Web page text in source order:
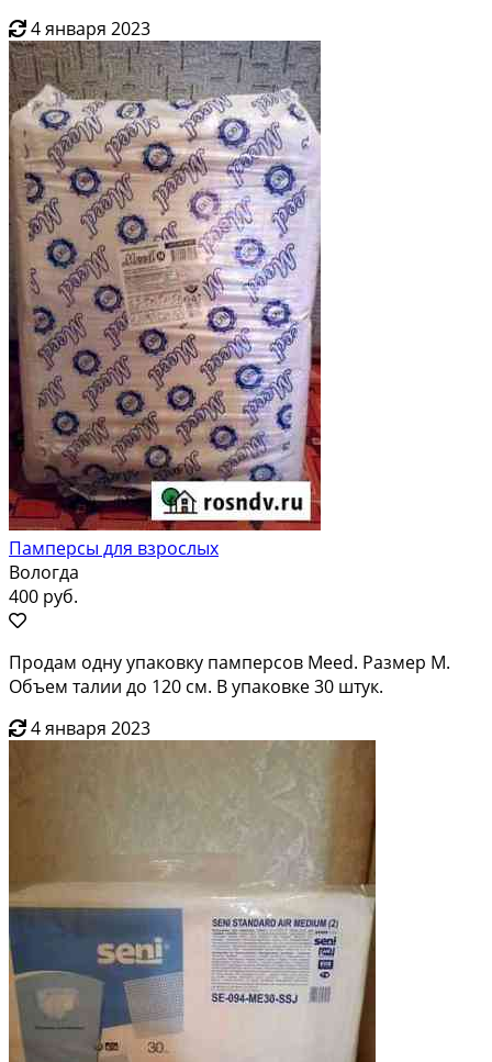
4 января 2023
Памперсы для взрослых
Вологда
400 руб.
Продам одну упаковку памперсов Meed. Размер М.
Объем талии до 120 см. В упаковке 30 штук.
4 января 2023